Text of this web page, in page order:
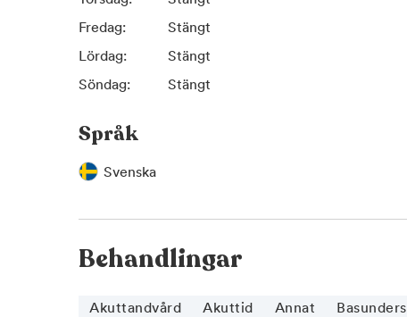
Fredag:
Stängt
Lördag:
Stängt
Söndag:
Stängt
Språk
Svenska
Behandlingar
Akuttandvård Akuttid Annat